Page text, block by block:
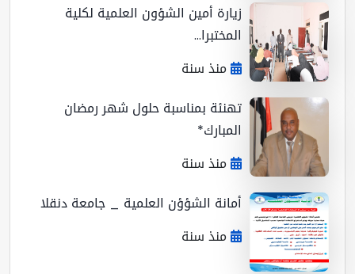
زيارة أمين الشؤون العلمية لكلية
المختبرا...
منذ سنة
تهنئة بمناسبة حلول شهر رمضان
المبارك*
منذ سنة
أمانة الشؤؤن العلمية _ جامعة دنقلا
منذ سنة